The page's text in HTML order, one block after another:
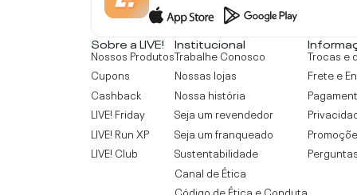
Sobre a LIVE!
Nossos Produtos
Cupons
Cashback
LIVE! Friday
LIVE! Run XP
LIVE! Club
Institucional
Trabalhe Conosco
Nossas lojas
Nossa história
Seja um revendedor
Seja um franqueado
Sustentabilidade
Canal de Ética
Código de Ética e Conduta
Trocas e
Frete e